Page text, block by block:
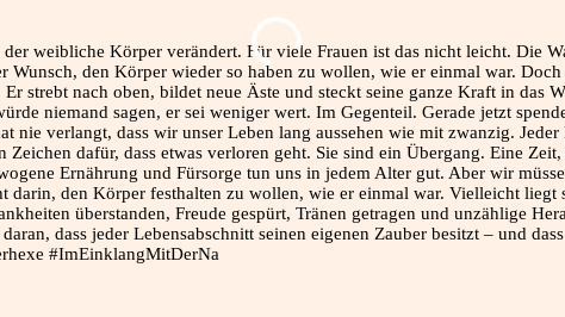
weibliche Körper verändert. Für viele Frauen ist das nicht leicht. Die
den Körper wieder so haben zu wollen, wie er einmal war.
strebt nach oben, bildet neue Äste und steckt seine ganze Kraft in das
niemand sagen, er sei weniger wert. Im Gegenteil. Gerade jetzt
verlangt, dass wir unser Leben lang aussehen wie mit zwanzig.
dafür, dass etwas verloren geht. Sie sind ein Übergang. Eine
Ernährung und Fürsorge tun uns in jedem Alter gut. Aber wir
den Körper festhalten zu wollen, wie er einmal war. Vielleicht
überstanden, Freude gespürt, Tränen getragen und unzählige
dass jeder Lebensabschnitt seinen eigenen Zauber besitzt – und
#ImEinklangMitDerNa